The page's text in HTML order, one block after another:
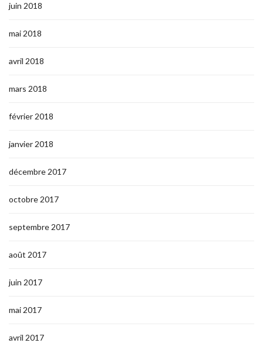
juin 2018
mai 2018
avril 2018
mars 2018
février 2018
janvier 2018
décembre 2017
octobre 2017
septembre 2017
août 2017
juin 2017
mai 2017
avril 2017